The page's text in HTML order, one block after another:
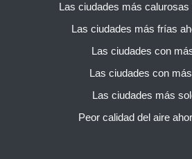
Las ciudades más
Las ciudades más frías
Las ciudades con
Las ciudades con
Las ciudades más
Peor calidad del aire